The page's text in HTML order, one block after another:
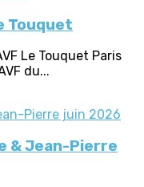
Touquet
Le Touquet Paris
du...
& Jean-Pierre